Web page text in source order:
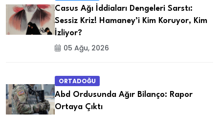
Casus Ağı İddiaları Dengeleri Sarstı:
Sessiz Kriz! Hamaney’i Kim Koruyor, Kim
İzliyor?
05 Ağu, 2026
ORTADOĞU
Abd Ordusunda Ağır Bilanço: Rapor
Ortaya Çıktı